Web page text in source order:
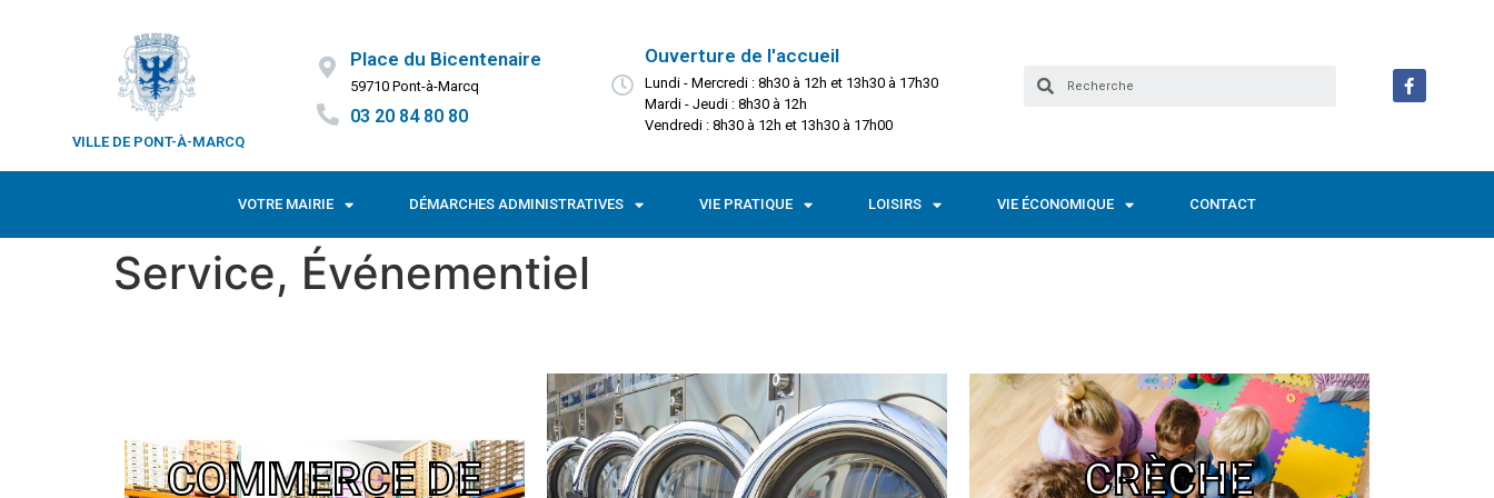
VILLE DE PONT-À-MARCQ
Place du Bicentenaire
59710 Pont-à-Marcq
03 20 84 80 80
Ouverture de l'accueil
Lundi - Mercredi : 8h30 à 12h et 13h30 à 17h30
Mardi - Jeudi : 8h30 à 12h
Vendredi : 8h30 à 12h et 13h30 à 17h00
VOTRE MAIRIE DÉMARCHES ADMINISTRATIVES VIE PRATIQUE LOISIRS VIE ÉCONOMIQUE CONTACT
Service, Événementiel
COMMERCE DE
Commerce de gros - Décostyl
Opropre
CRÈCHE
Crèche - Piccadilly Baby
197 rue Nationale - 03-74-09-17-79